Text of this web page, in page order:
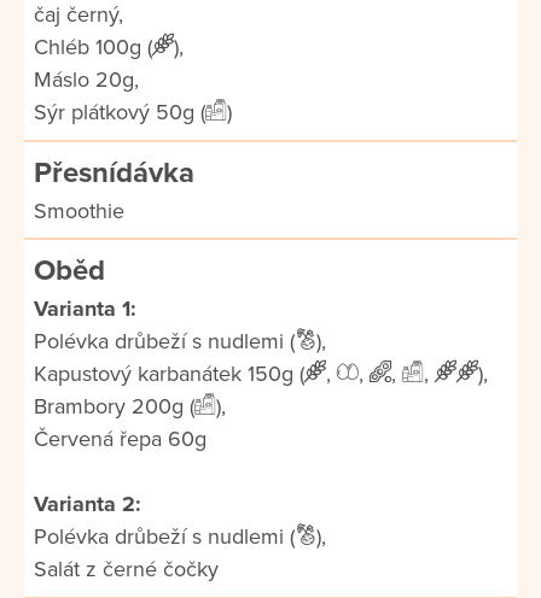
čaj černý,
Chléb 100g (
),
Máslo 20g,
Sýr plátkový 50g (
)
Přesnídávka
Smoothie
Oběd
Varianta 1:
Polévka drůbeží s nudlemi (
),
Kapustový karbanátek 150g (
, , , ,
),
Brambory 200g (
),
Červená řepa 60g
Varianta 2:
Polévka drůbeží s nudlemi (
),
Salát z černé čočky